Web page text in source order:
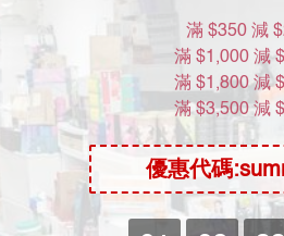
關於我們
加入我們
批發查詢
KOL計劃
常用資訊
送貨包裝